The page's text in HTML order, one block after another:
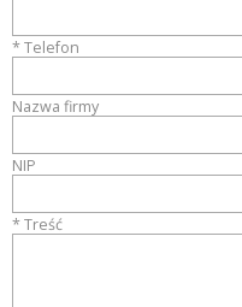
* Telefon
Nazwa firmy
NIP
* Treść